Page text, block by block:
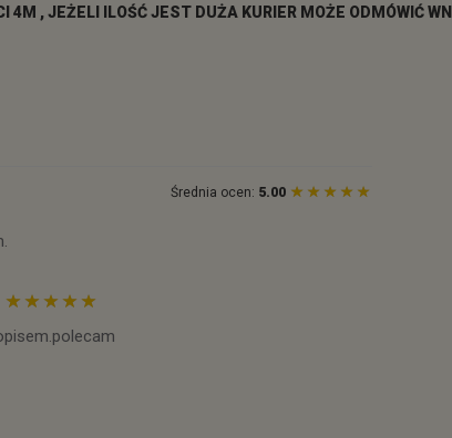
4M , JEŻELI ILOŚĆ JEST DUŻA KURIER MOŻE ODMÓWIĆ
Średnia ocen: 5.00